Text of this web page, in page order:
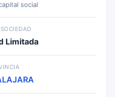
social
Limitada